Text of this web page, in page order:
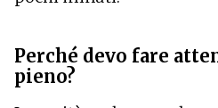
Perché devo fare
pieno?